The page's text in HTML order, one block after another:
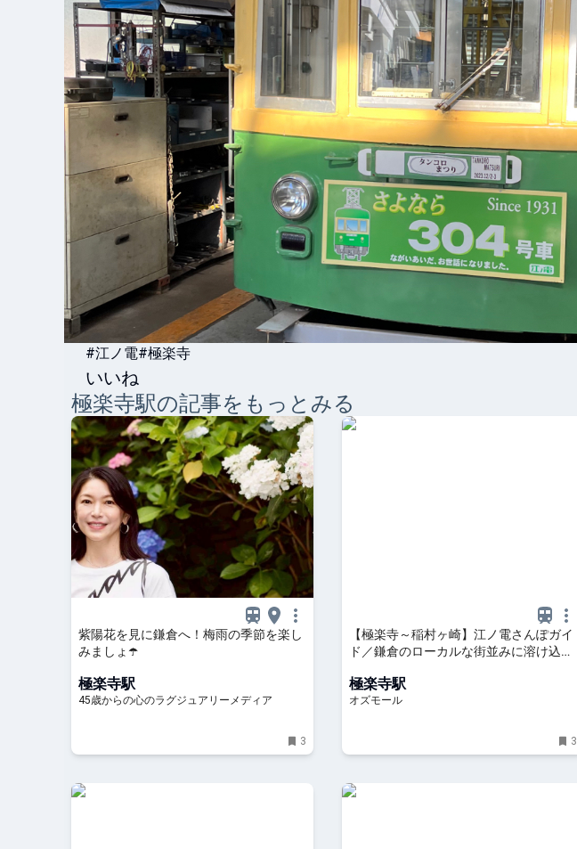
#江ノ電#極楽寺
いいね
極楽寺駅の記事をもっとみる
紫陽花を見に鎌倉へ！梅雨の季節を楽し
みましょ☂️
極楽寺駅
45歳からの心のラグジュアリーメディア
3
【極楽寺～稲村ヶ崎】江ノ電さんぽガイ
ド／鎌倉のローカルな街並みに溶け込
極楽寺駅
オズモール
3